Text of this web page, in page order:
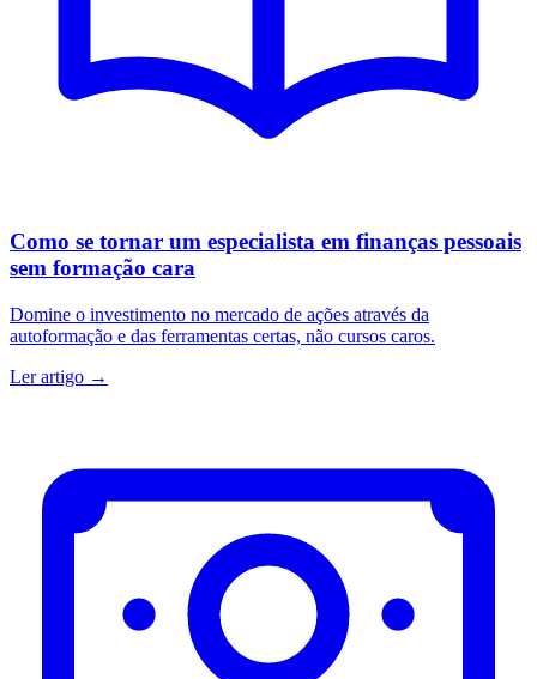
Como se tornar um especialista em finanças pessoais
sem formação cara
Domine o investimento no mercado de ações através da
autoformação e das ferramentas certas, não cursos caros.
Ler artigo →